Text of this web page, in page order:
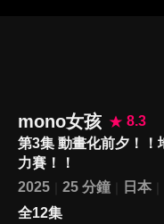
mono女孩
8.3
第3集 動畫化前夕！！
力賽！！
2025
25 分鐘 日本
全12集